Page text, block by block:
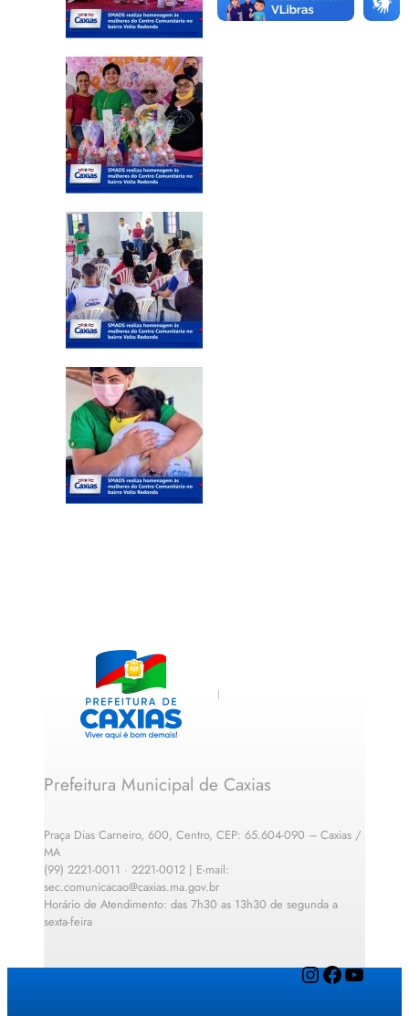
Prefeitura Municipal de Caxias
Praça Dias Carneiro, 600, Centro, CEP: 65.604-090 – Caxias /
MA
(99) 2221-0011 · 2221-0012 | E-mail:
sec.comunicacao@caxias.ma.gov.br
Horário de Atendimento: das 7h30 as 13h30 de segunda a
sexta-feira
InstagramFacebook YouTube